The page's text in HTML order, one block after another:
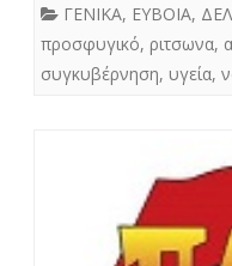
ΓΕΝΙΚΑ, ΕΥΒΟΙΑ,
προσφυγικό, ριτσωνα,
συγκυβέρνηση, υγεία,